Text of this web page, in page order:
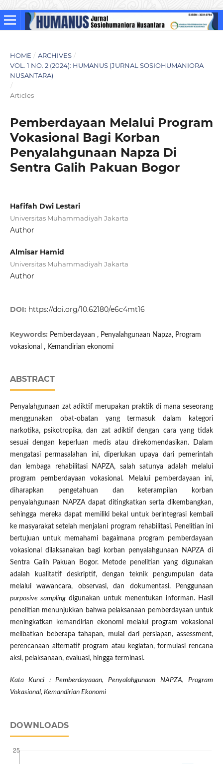
HOME / ARCHIVES /
VOL. 1 NO. 2 (2024): HUMANUS (JURNAL SOSIOHUMANIORA
NUSANTARA)
/
Articles
Pemberdayaan Melalui Program
Vokasional Bagi Korban
Penyalahgunaan Napza Di
Sentra Galih Pakuan Bogor
Hafifah Dwi Lestari
Universitas Muhammadiyah Jakarta
Author
Almisar Hamid
Universitas Muhammadiyah Jakarta
Author
DOI: https://doi.org/10.62180/e6c4mt16
Keywords: Pemberdayaan , Penyalahgunaan Napza, Program
vokasional , Kemandirian ekonomi
ABSTRACT
Penyalahgunaan zat adiktif merupakan praktik di mana seseorang
menggunakan obat-obatan yang termasuk dalam kategori
narkotika, psikotropika, dan zat adiktif dengan cara yang tidak
sesuai dengan keperluan medis atau direkomendasikan. Dalam
mengatasi permasalahan ini, diperlukan upaya dari pemerintah
dan lembaga rehabilitasi NAPZA, salah satunya adalah melalui
program pemberdayaan vokasional. Melalui pemberdayaan ini,
diharapkan pengetahuan dan keterampilan korban
penyalahgunaan NAPZA dapat ditingkatkan serta dikembangkan,
sehingga mereka dapat memiliki bekal untuk berintegrasi kembali
ke masyarakat setelah menjalani program rehabilitasi. Penelitian ini
bertujuan untuk memahami bagaimana program pemberdayaan
vokasional dilaksanakan bagi korban penyalahgunaan NAPZA di
Sentra Galih Pakuan Bogor. Metode penelitian yang digunakan
adalah kualitatif deskriptif, dengan teknik pengumpulan data
melalui wawancara, observasi, dan dokumentasi. Penggunaan
purposive sampling digunakan untuk menentukan informan. Hasil
penelitian menunjukkan bahwa pelaksanaan pemberdayaan untuk
meningkatkan kemandirian ekonomi melalui program vokasional
melibatkan beberapa tahapan, mulai dari persiapan, assessment,
perencanaan alternatif program atau kegiatan, formulasi rencana
aksi, pelaksanaan, evaluasi, hingga terminasi.
Kata Kunci : Pemberdayaaan, Penyalahgunaan NAPZA, Program
Vokasional, Kemandirian Ekonomi
DOWNLOADS